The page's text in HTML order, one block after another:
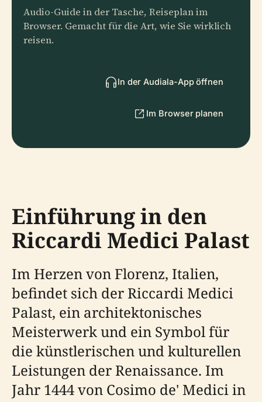
Audio-Guide in der Tasche, Reiseplan im
Browser. Gemacht für die Art, wie Sie wirklich
reisen.
In der Audiala-App öffnen
Im Browser planen
Einführung in den
Riccardi Medici Palast
Im Herzen von Florenz, Italien,
befindet sich der Riccardi Medici
Palast, ein architektonisches
Meisterwerk und ein Symbol für
die künstlerischen und kulturellen
Leistungen der Renaissance. Im
Jahr 1444 von Cosimo de' Medici in